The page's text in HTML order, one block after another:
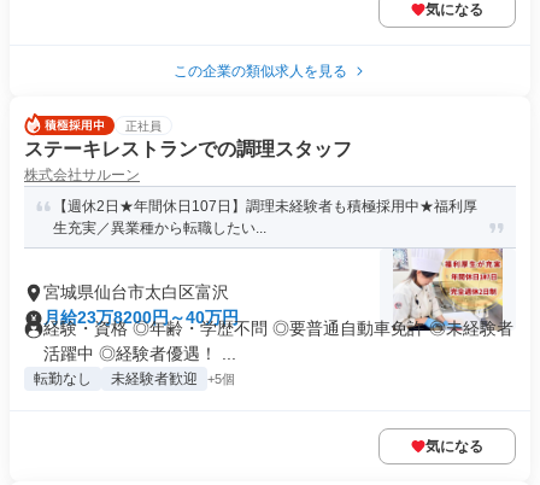
気になる
この企業の類似求人を見る
正社員
ステーキレストランでの調理スタッフ
株式会社サルーン
【週休2日★年間休日107日】調理未経験者も積極採用中★福利厚
生充実／異業種から転職したい...
宮城県仙台市太白区富沢
月給23万8200円～40万円
経験・資格 ◎年齢・学歴不問 ◎要普通自動車免許 ◎未経験者
活躍中 ◎経験者優遇！ ...
転勤なし 未経験者歓迎 +5個
気になる